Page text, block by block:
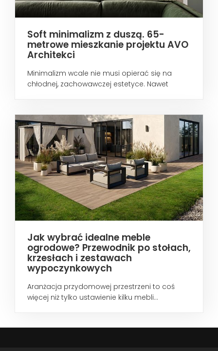
Soft minimalizm z duszą. 65-
metrowe mieszkanie projektu AVO
Architekci
Minimalizm wcale nie musi opierać się na
chłodnej, zachowawczej estetyce. Nawet
Jak wybrać idealne meble
ogrodowe? Przewodnik po stołach,
krzesłach i zestawach
wypoczynkowych
Aranżacja przydomowej przestrzeni to coś
więcej niż tylko ustawienie kilku mebli...